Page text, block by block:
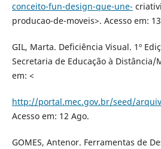
conceito-fun-design-que-une-
producao-de-moveis>. Acesso em:
GIL, Marta. Deficiência Visual. 1º
Secretaria de Educação à Distância/
em: <
http://portal.mec.gov.br/seed/
Acesso em: 12 Ago.
GOMES, Antenor. Ferramentas de